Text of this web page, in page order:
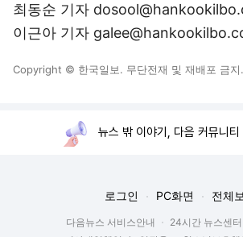
최동순 기자
이근아 기자
Copyright © 한국일보. 무단전재 및 재배포 금지.
뉴스 밖 이야기, 다음 커뮤니티
로그인 PC화면 전체
다음뉴스 서비스안내 24시간 뉴스센터